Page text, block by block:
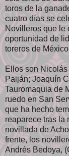
toros de la
cuatro días se
Novilleros que le
oportunidad de
toreros de
Ellos son
Paiján; Joaquín
Tauromaquia de
ruedo en San
que ha hecho
reaparece tras la
novillada de
frente, los
Andrés Bedoya,